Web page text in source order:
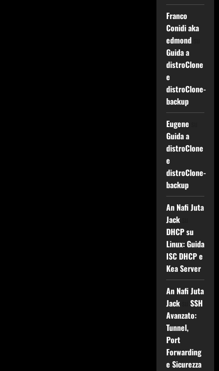
Franco
Conidi aka
edmondsu
Guida a
distroClone
e
distroClone-
backup
Eugene
Guida a
distroClone
e
distroClone-
backup
An Nafi Juta
Jacksu
DHCP su
Linux: Guida
ISC DHCP e
Kea Server
An Nafi Juta
Jacksu SSH
Avanzato:
Tunnel,
Port
Forwarding
e Sicurezza